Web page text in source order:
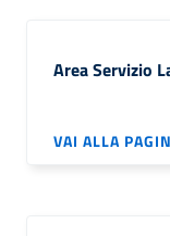
Area Servizio
VAI ALLA